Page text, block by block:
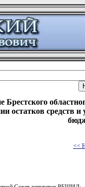
Брестского
остатков средств и
<<